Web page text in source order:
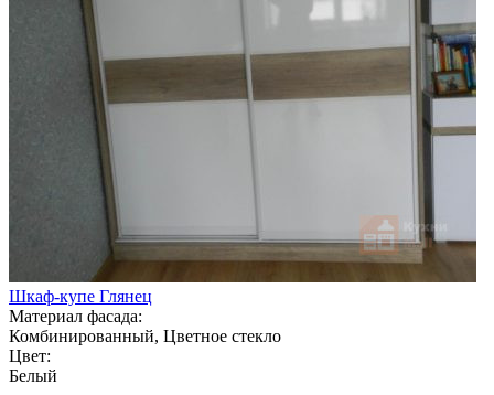
Шкаф-купе Глянец
Материал фасада:
Комбинированный, Цветное стекло
Цвет:
Белый